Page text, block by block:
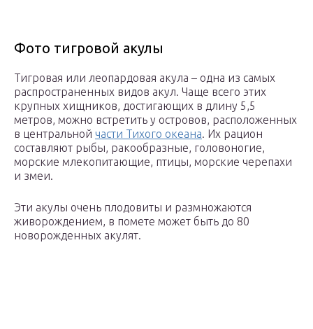
Фото тигровой акулы
Тигровая или леопардовая акула – одна из самых
распространенных видов акул. Чаще всего этих
крупных хищников, достигающих в длину 5,5
метров, можно встретить у островов, расположенных
в центральной части Тихого океана. Их рацион
составляют рыбы, ракообразные, головоногие,
морские млекопитающие, птицы, морские черепахи
и змеи.
Эти акулы очень плодовиты и размножаются
живорождением, в помете может быть до 80
новорожденных акулят.